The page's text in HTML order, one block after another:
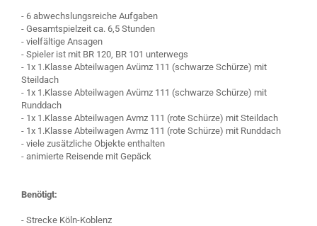
- 6 abwechslungsreiche Aufgaben
- Gesamtspielzeit ca. 6,5 Stunden
- vielfältige Ansagen
- Spieler ist mit BR 120, BR 101 unterwegs
- 1x 1.Klasse Abteilwagen Avümz 111 (schwarze Schürze) mit
Steildach
- 1x 1.Klasse Abteilwagen Avümz 111 (schwarze Schürze) mit
Runddach
- 1x 1.Klasse Abteilwagen Avmz 111 (rote Schürze) mit Steildach
- 1x 1.Klasse Abteilwagen Avmz 111 (rote Schürze) mit Runddach
- viele zusätzliche Objekte enthalten
- animierte Reisende mit Gepäck
Benötigt:
- Strecke Köln-Koblenz